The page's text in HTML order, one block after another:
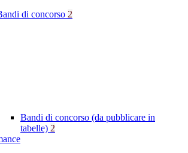
di concorso 2
Bandi di concorso (da pubblicare in
tabelle) 2